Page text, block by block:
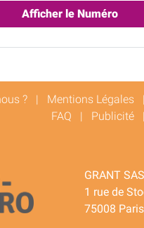
Afficher le Numéro
? | Mentions Légales
FAQ | Publicité
GRANT SAS
1 rue de
75008 Paris